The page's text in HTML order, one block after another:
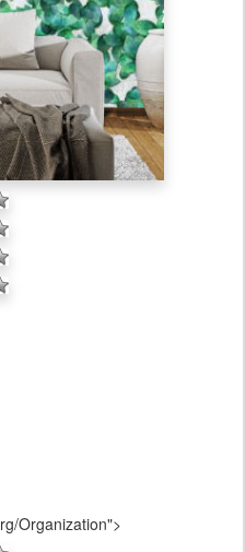
Organization">